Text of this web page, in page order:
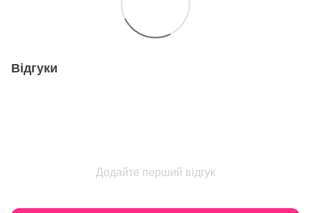
Відгуки
Додайте перший відгук